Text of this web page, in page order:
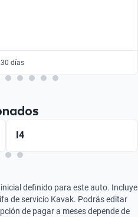
días
I4
definido para este auto. Incluye
de servicio Kavak. Podrás editar
de pagar a meses depende de